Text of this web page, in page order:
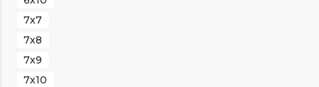
7х7
7х8
7х9
7х10